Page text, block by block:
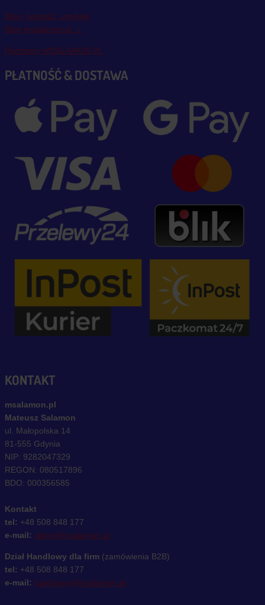
Blog, nowości, artykuły
Blog msalamon.pl →
Partnerzy MSALAMON.PL
PŁATNOŚĆ & DOSTAWA
KONTAKT
msalamon.pl
Mateusz Salamon
ul. Małopolska 14
81-555 Gdynia
NIP: 9282047329
REGON: 080517896
BDO: 000356585
Kontakt
tel: +48 508 848 177
e-mail: sklep@msalamon.pl
Dział Handlowy dla firm (zamówienia B2B)
tel: +48 508 848 177
e-mail: handlowy@msalamon.pl